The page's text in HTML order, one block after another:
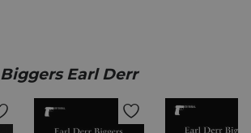
Biggers Earl Derr